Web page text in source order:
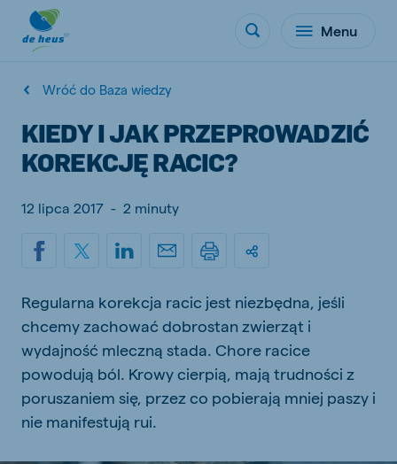
Menu
Wróć do Baza wiedzy
KIEDY I JAK PRZEPROWADZIĆ
KOREKCJĘ RACIC?
12 lipca 2017 - 2 minuty
Regularna korekcja racic jest niezbędna, jeśli
chcemy zachować dobrostan zwierząt i
wydajność mleczną stada. Chore racice
powodują ból. Krowy cierpią, mają trudności z
poruszaniem się, przez co pobierają mniej paszy i
nie manifestują rui.